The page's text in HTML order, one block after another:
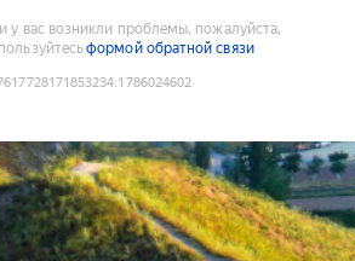
у вас возникли проблемы, пожалуйста,
формой обратной связи
:1786024602